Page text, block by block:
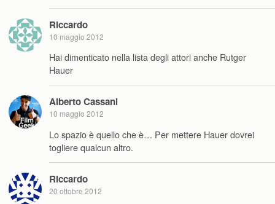
Riccardo
10 maggio 2012
Hai dimenticato nella lista degli attori anche Rutger
Hauer
Alberto Cassani
10 maggio 2012
Lo spazio è quello che è… Per mettere Hauer dovrei
togliere qualcun altro.
Riccardo
20 ottobre 2012